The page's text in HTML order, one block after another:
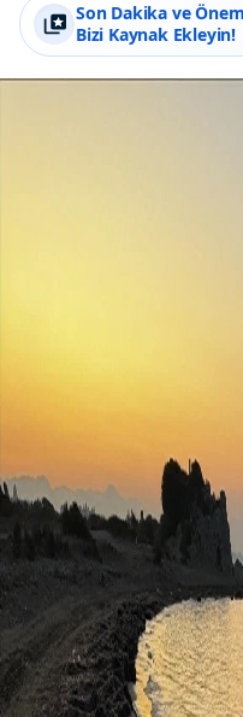
Son Dakika ve
Bizi Kaynak Ekleyin!